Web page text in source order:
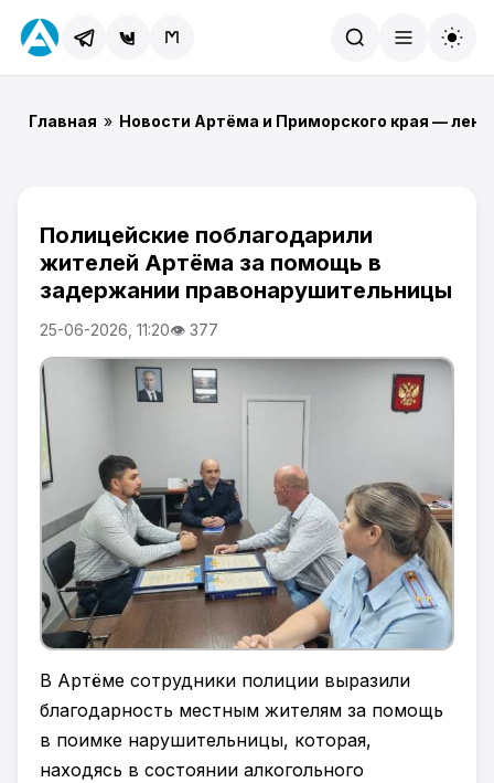
Главная » Новости Артёма и Приморского края —
Полицейские поблагодарили
жителей Артёма за помощь в
задержании правонарушительницы
25-06-2026, 11:20👁 377
В Артёме сотрудники полиции выразили
благодарность местным жителям за помощь
в поимке нарушительницы, которая,
находясь в состоянии алкогольного